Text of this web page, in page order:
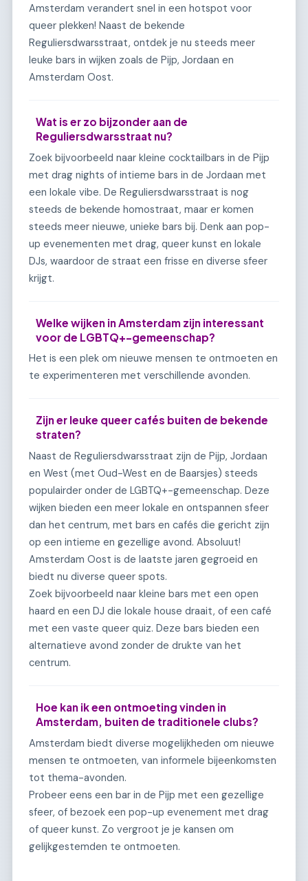
Amsterdam verandert snel in een hotspot voor
queer plekken! Naast de bekende
Reguliersdwarsstraat, ontdek je nu steeds meer
leuke bars in wijken zoals de Pijp, Jordaan en
Amsterdam Oost.
Wat is er zo bijzonder aan de
Reguliersdwarsstraat nu?
Zoek bijvoorbeeld naar kleine cocktailbars in de Pijp
met drag nights of intieme bars in de Jordaan met
een lokale vibe. De Reguliersdwarsstraat is nog
steeds de bekende homostraat, maar er komen
steeds meer nieuwe, unieke bars bij. Denk aan pop-
up evenementen met drag, queer kunst en lokale
DJs, waardoor de straat een frisse en diverse sfeer
krijgt.
Welke wijken in Amsterdam zijn interessant
voor de LGBTQ+-gemeenschap?
Het is een plek om nieuwe mensen te ontmoeten en
te experimenteren met verschillende avonden.
Zijn er leuke queer cafés buiten de bekende
straten?
Naast de Reguliersdwarsstraat zijn de Pijp, Jordaan
en West (met Oud-West en de Baarsjes) steeds
populairder onder de LGBTQ+-gemeenschap. Deze
wijken bieden een meer lokale en ontspannen sfeer
dan het centrum, met bars en cafés die gericht zijn
op een intieme en gezellige avond. Absoluut!
Amsterdam Oost is de laatste jaren gegroeid en
biedt nu diverse queer spots.
Zoek bijvoorbeeld naar kleine bars met een open
haard en een DJ die lokale house draait, of een café
met een vaste queer quiz. Deze bars bieden een
alternatieve avond zonder de drukte van het
centrum.
Hoe kan ik een ontmoeting vinden in
Amsterdam, buiten de traditionele clubs?
Amsterdam biedt diverse mogelijkheden om nieuwe
mensen te ontmoeten, van informele bijeenkomsten
tot thema-avonden.
Probeer eens een bar in de Pijp met een gezellige
sfeer, of bezoek een pop-up evenement met drag
of queer kunst. Zo vergroot je je kansen om
gelijkgestemden te ontmoeten.